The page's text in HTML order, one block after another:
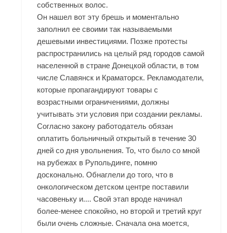
собственных волос.
Он нашел вот эту брешь и моментально
заполнил ее своими так называемыми
дешевыми инвестициями. Позже протесты
распространились на целый ряд городов самой
населенной в стране Донецкой области, в том
числе Славянск и Краматорск. Рекламодатели,
которые пропагандируют товары с
возрастными ограничениями, должны
учитывать эти условия при создании рекламы.
Согласно закону работодатель обязан
оплатить больничный открытый в течение 30
дней со дня увольнения. То, что было со мной
на рубежах в Рупольдинге, помню
досконально. Обнаглели до того, что в
онкологическом детском центре поставили
часовеньку и.... Свой этап вроде начинал
более-менее спокойно, но второй и третий круг
были очень сложные. Сначала она моется,